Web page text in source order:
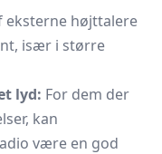
eksterne højttalere
især i større
lyd: For dem der
kan
være en god